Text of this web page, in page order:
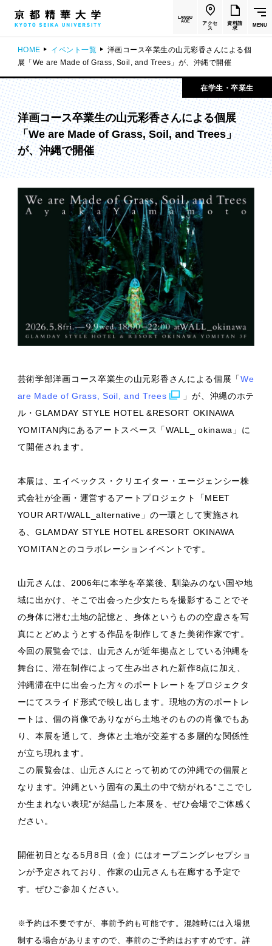
LANGU
AGE
アクセ
ス
資料請
求
MENU
HOME イベント一覧
洋画コース卒業生の山元彩香さんによる個
展「We are Made of Grass, Soil, and Trees」が、沖縄で開催
在学生・卒業生
洋画コース卒業生の山元彩香さんによる個展
「We are Made of Grass, Soil, and Trees」
が、沖縄で開催
芸術学部洋画コース卒業生の山元彩香さんによる個展「We
are Made of Grass, Soil, and Trees
」が、沖縄のホテ
ル・GLAMDAY STYLE HOTEL &RESORT OKINAWA
YOMITAN内にあるアートスペース「WALL_ okinawa」に
て開催されます。
本展は、エイベックス・クリエイター・エージェンシー株
式会社が企画・運営するアートプロジェクト「MEET
YOUR ART/WALL_alternative」の一環として実施され
る、GLAMDAY STYLE HOTEL &RESORT OKINAWA
YOMITANとのコラボレーションイベントです。
山元さんは、2006年に本学を卒業後、馴染みのない国や地
域に出かけ、そこで出会った少女たちを撮影することでそ
の身体に潜む土地の記憶と、身体というものの空虚さを写
真にとどめようとする作品を制作してきた美術作家です。
今回の展覧会では、山元さんが近年拠点としている沖縄を
舞台に、滞在制作によって生み出された新作8点に加え、
沖縄滞在中に出会った方々のポートレートをプロジェクタ
ーにてスライド形式で映し出します。現地の方のポートレ
ートは、個の肖像でありながら土地そのものの肖像でもあ
り、本展を通して、身体と土地が交差する多層的な関係性
が立ち現れます。
この展覧会は、山元さんにとって初めての沖縄での個展と
なります。沖縄という固有の風土の中で紡がれる“ここでし
か生まれない表現”が結晶した本展を、ぜひ会場でご体感く
ださい。
開催初日となる5月8日（金）にはオープニングレセプショ
ンが予定されており、作家の山元さんも在廊する予定で
す。ぜひご参加ください。
※予約は不要ですが、事前予約も可能です。混雑時には入場規
制する場合がありますので、事前のご予約はおすすめです。詳